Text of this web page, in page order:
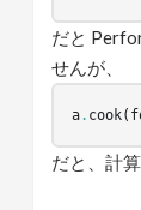
だと
せんが、
a. cook(
だと、計